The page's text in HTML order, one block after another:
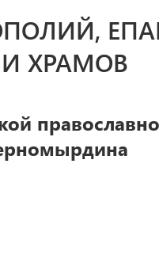
ХРАМОВ